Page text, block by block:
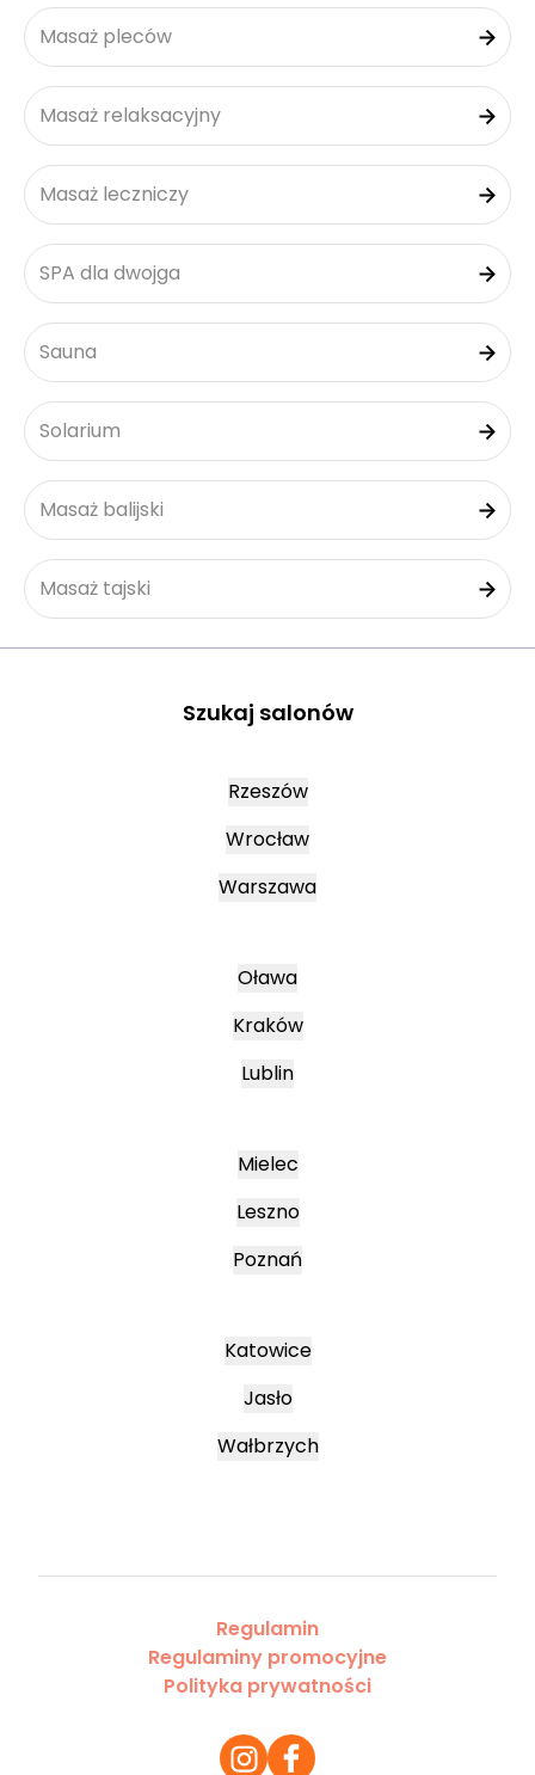
Masaż pleców
Masaż relaksacyjny
Masaż leczniczy
SPA dla dwojga
Sauna
Solarium
Masaż balijski
Masaż tajski
Szukaj salonów
Rzeszów
Wrocław
Warszawa
Oława
Kraków
Lublin
Mielec
Leszno
Poznań
Katowice
Jasło
Wałbrzych
Regulamin
Regulaminy promocyjne
Polityka prywatności